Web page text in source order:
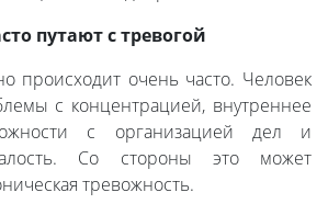
путают с тревогой
происходит очень часто. Человек
с концентрацией, внутреннее
с организацией дел и
Со стороны это может
тревожность.